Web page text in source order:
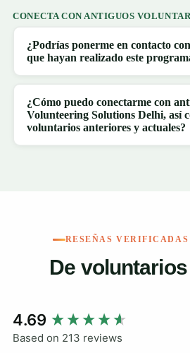
CONECTA CON ANTIGUOS
¿Podrías ponerme en contacto
que hayan realizado este
¿Cómo puedo conectarme con
Volunteering Solutions Delhi, así
voluntarios anteriores y actuales?
RESEÑAS
De
4.69
Based on 213 reviews
New content loaded